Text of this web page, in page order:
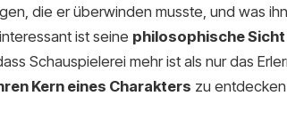
die er überwinden musste, und was
ist seine philosophische Sicht
Schauspielerei mehr ist als nur das
Kern eines Charakters zu